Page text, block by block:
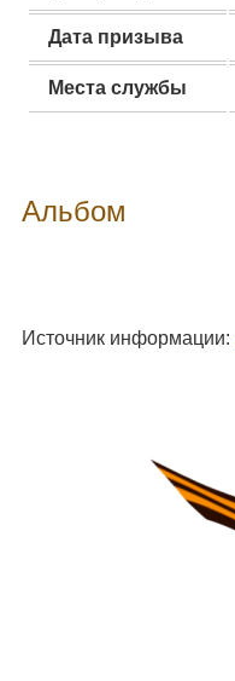
Дата призыва
Места службы
Альбом
Источник информации: